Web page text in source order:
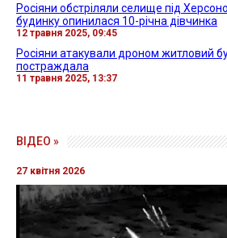
Росіяни обстріляли селище під
будинку опинилася 10-річна дівчинка
12 травня 2025, 09:45
Росіяни атакували дроном житловий
постраждала
11 травня 2025, 13:37
ВІДЕО »
27 квітня 2026